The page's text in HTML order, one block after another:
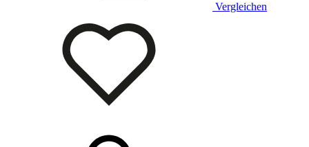
Vergleichen